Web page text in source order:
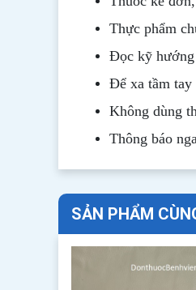
Thực phẩm
Đọc kỹ hướng
Để xa tầm tay
Không dùng
Thông báo
SẢN PHẨM